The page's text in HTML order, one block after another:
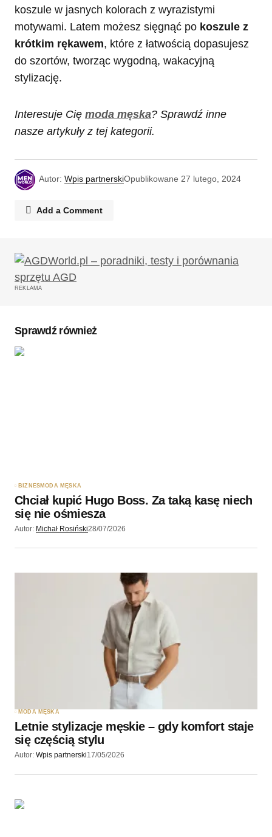
koszule w jasnych kolorach z wyrazistymi
motywami. Latem możesz sięgnąć po koszule z
krótkim rękawem, które z łatwością dopasujesz
do szortów, tworząc wygodną, wakacyjną
stylizację.
Interesuje Cię moda męska? Sprawdź inne
nasze artykuły z tej kategorii.
Autor: Wpis partnerskiOpublikowane 27 lutego, 2024
Add a Comment
Twój adres email nie zostanie opublikowany.
Wymagane pola są oznaczone
Wyślij komentarz
REKLAMA
Sprawdź również
BIZNESMODA MĘSKA
Chciał kupić Hugo Boss. Za taką kasę niech
się nie ośmiesza
Autor: Michał Rosiński28/07/2026
MODA MĘSKA
Letnie stylizacje męskie – gdy komfort staje
się częścią stylu
Autor: Wpis partnerski17/05/2026